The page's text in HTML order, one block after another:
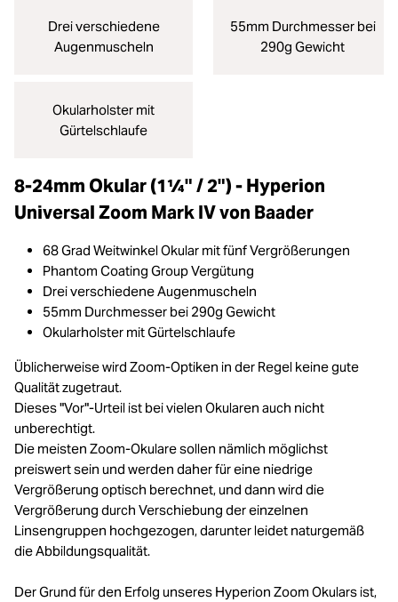
Drei verschiedene
Augenmuscheln
55mm Durchmesser bei
290g Gewicht
Okularholster mit
Gürtelschlaufe
8-24mm Okular (1¼" / 2") - Hyperion
Universal Zoom Mark IV von Baader
68 Grad Weitwinkel Okular mit fünf Vergrößerungen
Phantom Coating Group Vergütung
Drei verschiedene Augenmuscheln
55mm Durchmesser bei 290g Gewicht
Okularholster mit Gürtelschlaufe
Üblicherweise wird Zoom-Optiken in der Regel keine gute
Qualität zugetraut.
Dieses "Vor"-Urteil ist bei vielen Okularen auch nicht
unberechtigt.
Die meisten Zoom-Okulare sollen nämlich möglichst
preiswert sein und werden daher für eine niedrige
Vergrößerung optisch berechnet, und dann wird die
Vergrößerung durch Verschiebung der einzelnen
Linsengruppen hochgezogen, darunter leidet naturgemäß
die Abbildungsqualität.
Der Grund für den Erfolg unseres Hyperion Zoom Okulars ist,